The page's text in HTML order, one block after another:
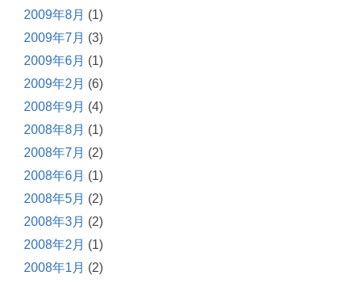
2009年8月 (1)
2009年7月 (3)
2009年6月 (1)
2009年2月 (6)
2008年9月 (4)
2008年8月 (1)
2008年7月 (2)
2008年6月 (1)
2008年5月 (2)
2008年3月 (2)
2008年2月 (1)
2008年1月 (2)